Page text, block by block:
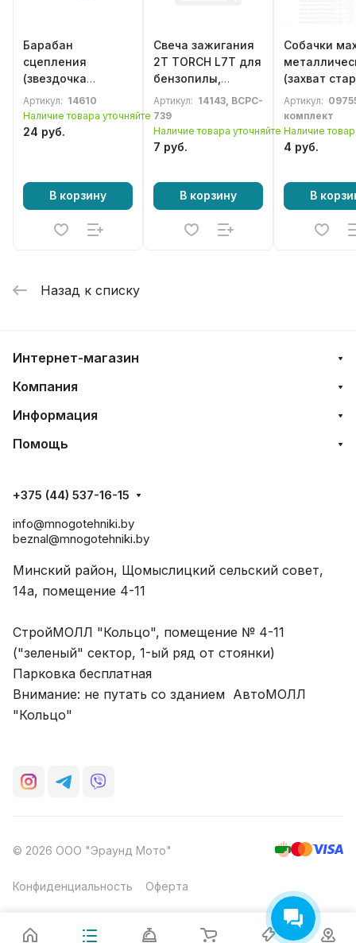
Барабан
сцепления
(звездочка
ведущая) 3/8-6
для бензопилы
Champion 240
Артикул: 14610
Наличие товара уточняйте
24 руб.
В корзину
Свеча зажигания
2Т TORCH L7T для
бензопилы,
бензотриммера,
газонокосилки
Артикул: 14143, BCPC-
739
Наличие товара уточняйте
7 руб.
В корзину
Собачки
(захват
для
бензопилы
4500 / 5200
Артикул:
комплект
Наличие
4 руб.
В
Назад к списку
Интернет-магазин
Компания
Информация
Помощь
+375 (44) 537-16-15
info@mnogotehniki.by
beznal@mnogotehniki.by
Минский район, Щомыслицкий сельский совет,
14а, помещение 4-11
СтройМОЛЛ "Кольцо", помещение № 4-11
("зеленый" сектор, 1-ый ряд от стоянки)
Парковка бесплатная
Внимание: не путать со зданием АвтоМОЛЛ
"Кольцо"
© 2026 ООО "Эраунд Мото"
Конфиденциальность Оферта